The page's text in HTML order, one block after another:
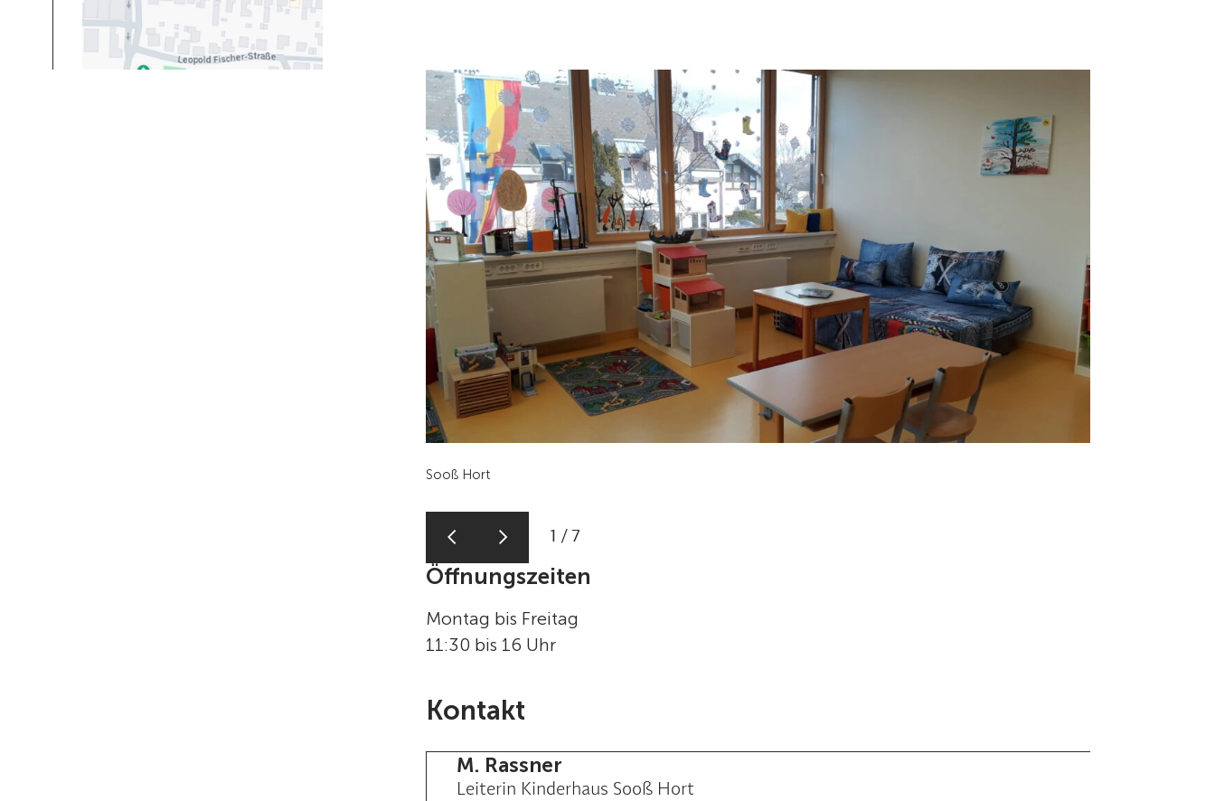
Sooß Hort
1 / 7
Öffnungszeiten
Montag bis Freitag
11:30 bis 16 Uhr
Kontakt
M. Rassner
Leiterin Kinderhaus Sooß Hort